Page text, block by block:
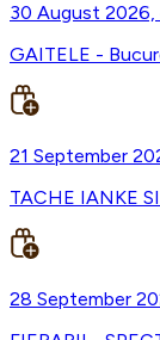
30 August 2026,
GAITELE -
21 September
TACHE IANKE
28 September